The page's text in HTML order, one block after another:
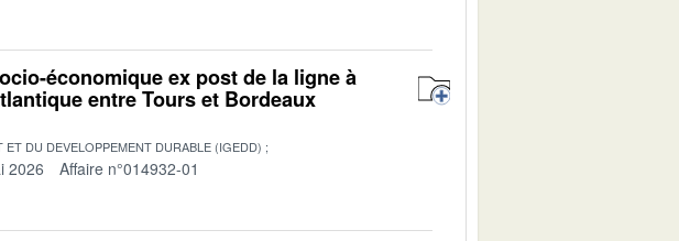
économique ex post de la ligne à
entre Tours et Bordeaux
DU DEVELOPPEMENT DURABLE (IGEDD)
2026 Affaire n°014932-01